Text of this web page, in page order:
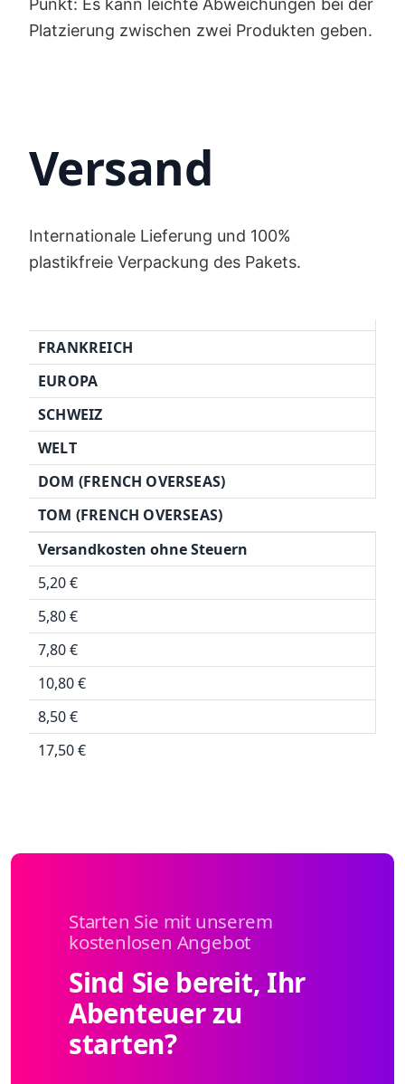
Punkt: Es kann leichte Abweichungen bei der
Platzierung zwischen zwei Produkten geben.
Versand
Internationale Lieferung und 100%
plastikfreie Verpackung des Pakets.
FRANKREICH
EUROPA
SCHWEIZ
WELT
DOM (FRENCH OVERSEAS)
TOM (FRENCH OVERSEAS)
Versandkosten ohne Steuern
5,20 €
5,80 €
7,80 €
10,80 €
8,50 €
17,50 €
Starten Sie mit unserem
kostenlosen Angebot
Sind Sie bereit, Ihr
Abenteuer zu
starten?